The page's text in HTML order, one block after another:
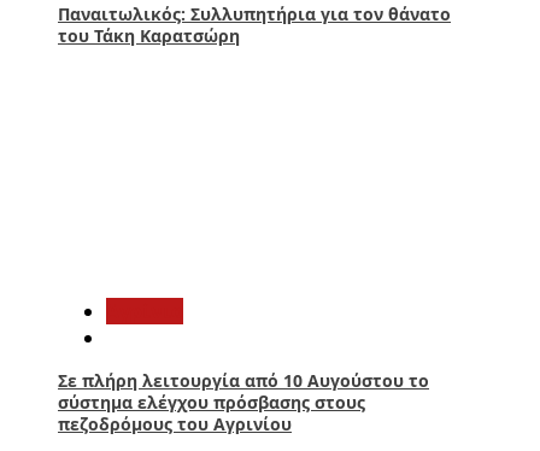
Παναιτωλικός: Συλλυπητήρια για τον θάνατο
του Τάκη Καρατσώρη
Σε πλήρη λειτουργία από 10 Αυγούστου το
σύστημα ελέγχου πρόσβασης στους
πεζοδρόμους του Αγρινίου